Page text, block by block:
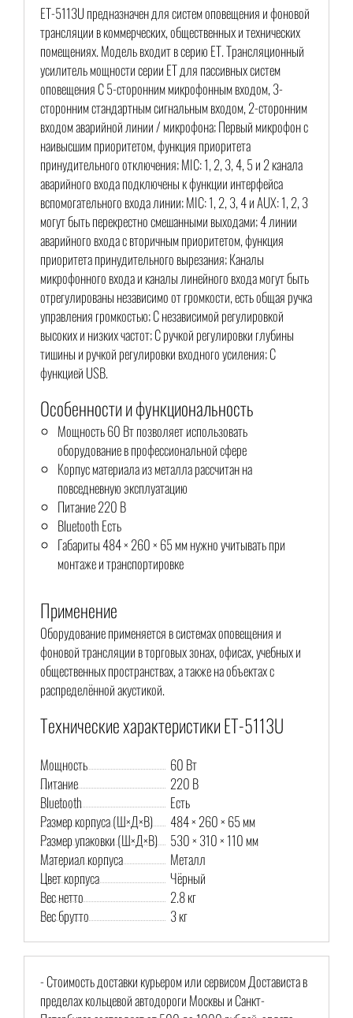
ET-5113U предназначен для систем оповещения и фоновой
трансляции в коммерческих, общественных и технических
помещениях. Модель входит в серию ET. Трансляционный
усилитель мощности серии ET для пассивных систем
оповещения С 5-сторонним микрофонным входом, 3-
сторонним стандартным сигнальным входом, 2-сторонним
входом аварийной линии / микрофона; Первый микрофон с
наивысшим приоритетом, функция приоритета
принудительного отключения; MIC: 1, 2, 3, 4, 5 и 2 канала
аварийного входа подключены к функции интерфейса
вспомогательного входа линии; MIC: 1, 2, 3, 4 и AUX: 1, 2, 3
могут быть перекрестно смешанными выходами; 4 линии
аварийного входа с вторичным приоритетом, функция
приоритета принудительного вырезания; Каналы
микрофонного входа и каналы линейного входа могут быть
отрегулированы независимо от громкости, есть общая ручка
управления громкостью; С независимой регулировкой
высоких и низких частот; С ручкой регулировки глубины
тишины и ручкой регулировки входного усиления; С
функцией USB.
Особенности и функциональность
Мощность 60 Вт позволяет использовать
оборудование в профессиональной сфере
Корпус материала из металла рассчитан на
повседневную эксплуатацию
Питание 220 В
Bluetooth Есть
Габариты 484 × 260 × 65 мм нужно учитывать при
монтаже и транспортировке
Применение
Оборудование применяется в системах оповещения и
фоновой трансляции в торговых зонах, офисах, учебных и
общественных пространствах, а также на объектах с
распределённой акустикой.
Технические характеристики ET-5113U
Мощность
60 Вт
Питание
220 В
Bluetooth
Есть
Размер корпуса (Ш×Д×В)
484 × 260 × 65 мм
Размер упаковки (Ш×Д×В)
530 × 310 × 110 мм
Материал корпуса
Металл
Цвет корпуса
Чёрный
Вес нетто
2.8 кг
Вес брутто
3 кг
- Стоимость доставки курьером или сервисом Достависта в
пределах кольцевой автодороги Москвы и Санкт-